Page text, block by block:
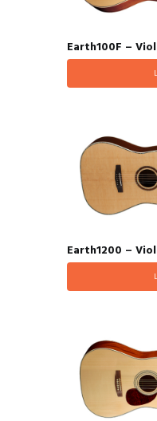
Earth100F –
Earth1200 –